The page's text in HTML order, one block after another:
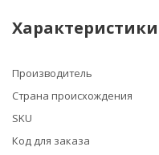
Характеристики
Производитель
Страна происхождения
SKU
Код для заказа